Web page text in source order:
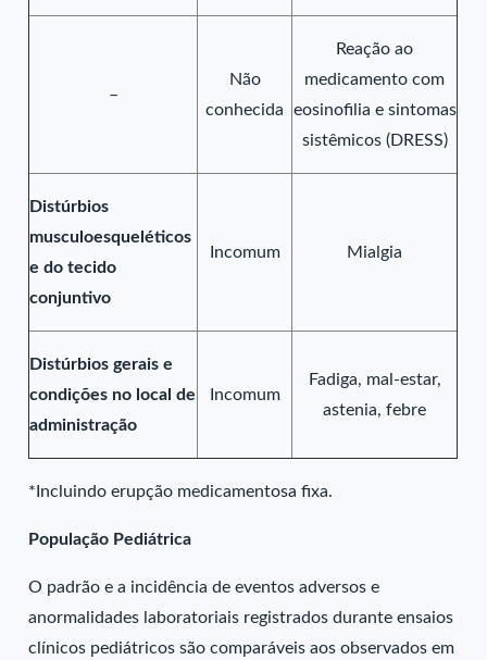
–
Não
conhecida
Reação ao
medicamento com
eosinofilia e sintomas
sistêmicos (DRESS)
Distúrbios
musculoesqueléticos
e do tecido
conjuntivo
Incomum Mialgia
Distúrbios gerais e
condições no local de
administração
Incomum
Fadiga, mal-estar,
astenia, febre
*Incluindo erupção medicamentosa fixa.
População Pediátrica
O padrão e a incidência de eventos adversos e
anormalidades laboratoriais registrados durante ensaios
clínicos pediátricos são comparáveis aos observados em